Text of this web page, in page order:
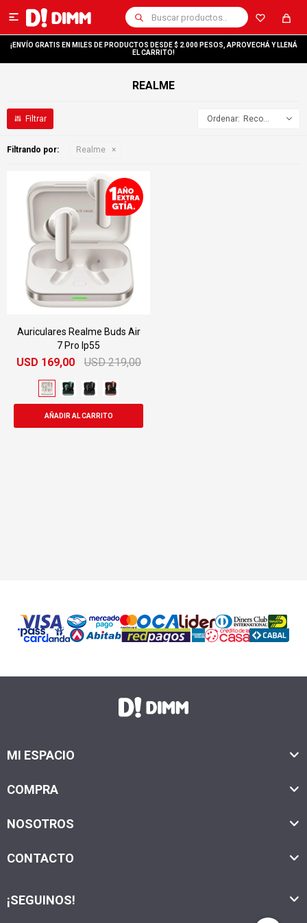

¡ENVÍO GRATIS EN MILES DE PRODUCTOS DESDE $ 2.000 PESOS, APROVECHÁ Y LLENÁ
EL CARRITO!
REALME
Recomendados
Filtrando por: Realme
Auriculares Realme Buds Air
7 Pro Ip55
USD 169,00 USD 219,00
MI ESPACIO
COMPRA
NOSOTROS
CONTACTO
¡SEGUINOS!